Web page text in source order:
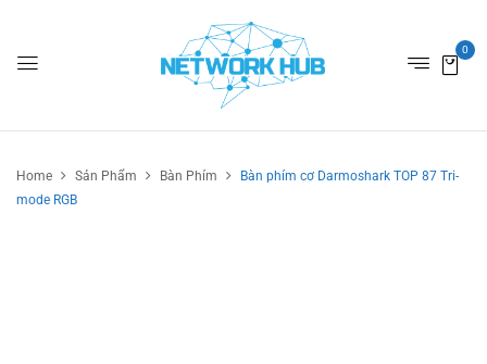
0
Home Sản Phẩm Bàn Phím
Bàn phím cơ Darmoshark TOP 87 Tri-
mode RGB